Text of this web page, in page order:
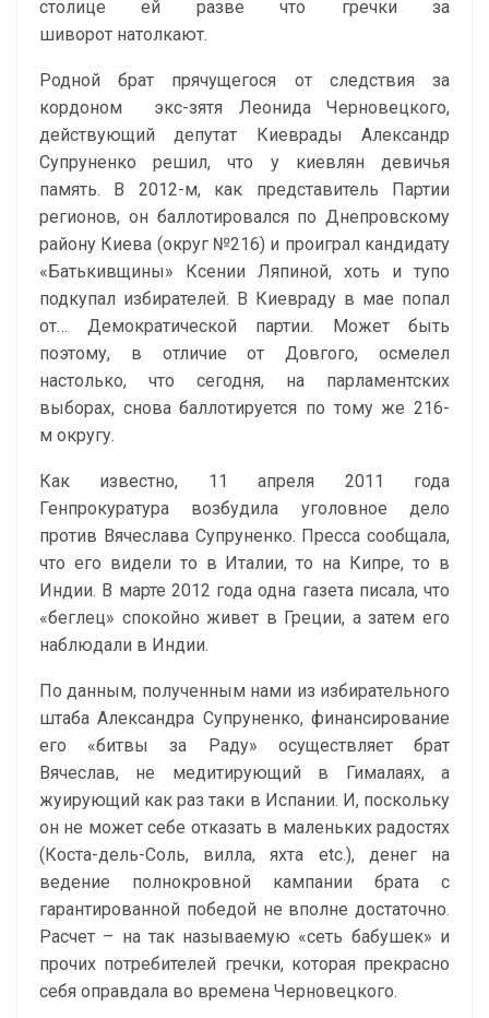
столице ей разве что гречки за
шиворот натолкают.
Родной брат прячущегося от следствия за
кордоном экс-зятя Леонида Черновецкого,
действующий депутат Киеврады Александр
Супруненко решил, что у киевлян девичья
память. В 2012-м, как представитель Партии
регионов, он баллотировался по Днепровскому
району Киева (округ №216) и проиграл кандидату
«Батькивщины» Ксении Ляпиной, хоть и тупо
подкупал избирателей. В Киевраду в мае попал
от… Демократической партии. Может быть
поэтому, в отличие от Довгого, осмелел
настолько, что сегодня, на парламентских
выборах, снова баллотируется по тому же 216-
м округу.
Как известно, 11 апреля 2011 года
Генпрокуратура возбудила уголовное дело
против Вячеслава Супруненко. Пресса сообщала,
что его видели то в Италии, то на Кипре, то в
Индии. В марте 2012 года одна газета писала, что
«беглец» спокойно живет в Греции, а затем его
наблюдали в Индии.
По данным, полученным нами из избирательного
штаба Александра Супруненко, финансирование
его «битвы за Раду» осуществляет брат
Вячеслав, не медитирующий в Гималаях, а
жуирующий как раз таки в Испании. И, поскольку
он не может себе отказать в маленьких радостях
(Коста-дель-Соль, вилла, яхта etc.), денег на
ведение полнокровной кампании брата с
гарантированной победой не вполне достаточно.
Расчет – на так называемую «сеть бабушек» и
прочих потребителей гречки, которая прекрасно
себя оправдала во времена Черновецкого.